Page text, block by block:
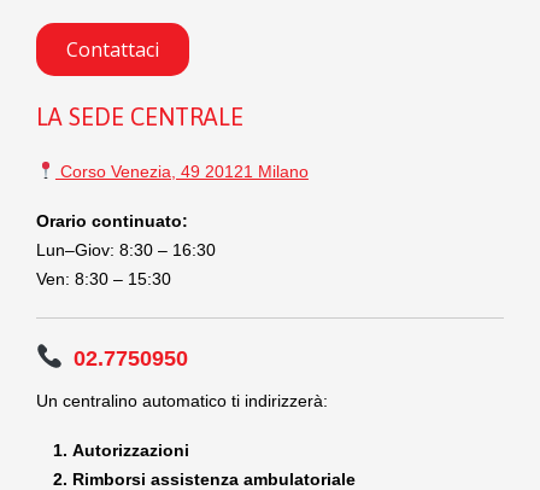
Contattaci
LA SEDE CENTRALE
Corso Venezia, 49 20121 Milano
Orario continuato:
Lun–Giov: 8:30 – 16:30
Ven: 8:30 – 15:30
02.7750950
Un centralino automatico ti indirizzerà:
Autorizzazioni
Rimborsi assistenza ambulatoriale